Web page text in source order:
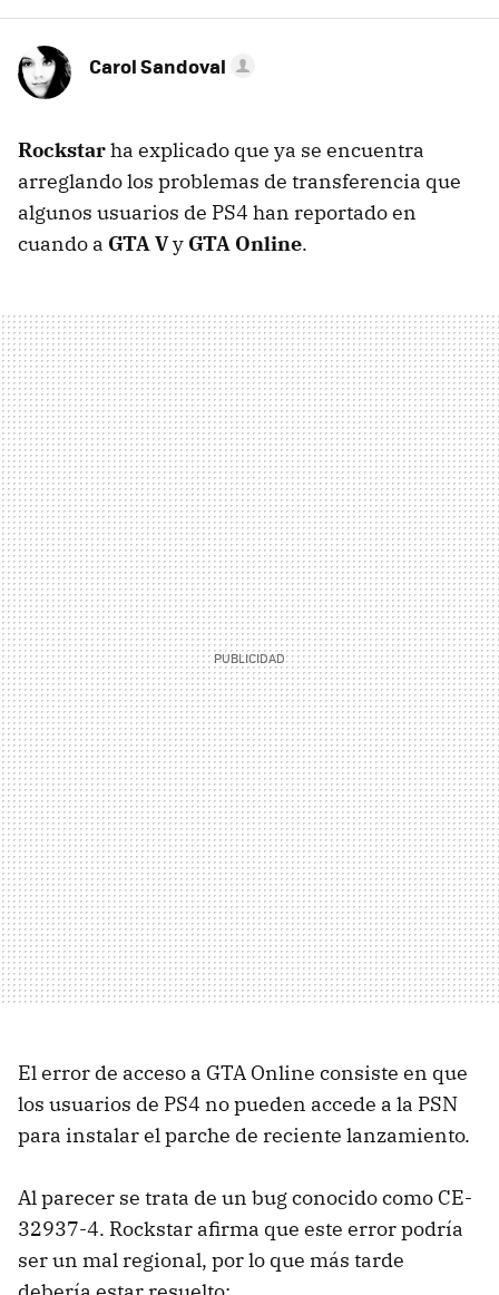
Carol Sandoval
Rockstarha explicado que ya se encuentra
arreglando los problemas de transferencia que
algunos usuarios de PS4 han reportado en
cuando a GTA Vy GTA Online.
El error de acceso a GTA Online consiste en que
los usuarios de PS4 no pueden accede a la PSN
para instalar el parche de reciente lanzamiento.
Al parecer se trata de un bug conocido como CE-
32937-4. Rockstar afirma que este error podría
ser un mal regional, por lo que más tarde